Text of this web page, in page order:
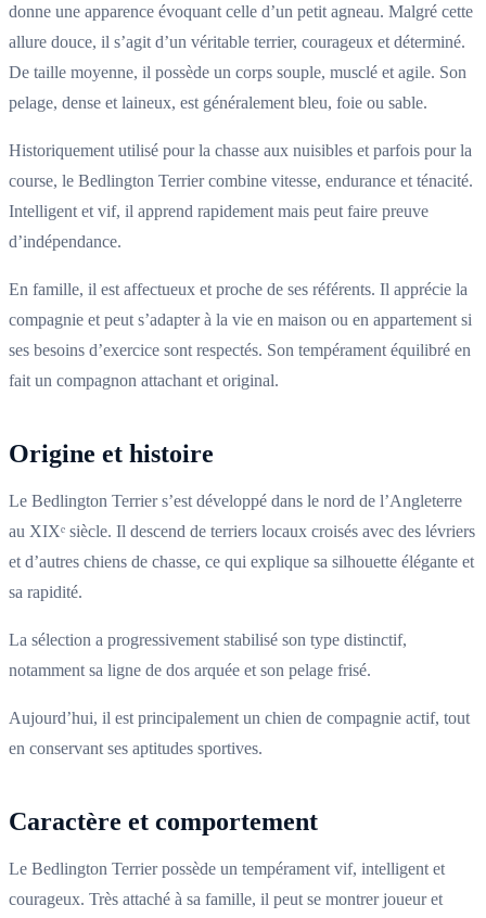
donne une apparence évoquant celle d’un petit agneau. Malgré cette
allure douce, il s’agit d’un véritable terrier, courageux et déterminé.
De taille moyenne, il possède un corps souple, musclé et agile. Son
pelage, dense et laineux, est généralement bleu, foie ou sable.
Historiquement utilisé pour la chasse aux nuisibles et parfois pour la
course, le Bedlington Terrier combine vitesse, endurance et ténacité.
Intelligent et vif, il apprend rapidement mais peut faire preuve
d’indépendance.
En famille, il est affectueux et proche de ses référents. Il apprécie la
compagnie et peut s’adapter à la vie en maison ou en appartement si
ses besoins d’exercice sont respectés. Son tempérament équilibré en
fait un compagnon attachant et original.
Origine et histoire
Le Bedlington Terrier s’est développé dans le nord de l’Angleterre
au XIXᵉ siècle. Il descend de terriers locaux croisés avec des lévriers
et d’autres chiens de chasse, ce qui explique sa silhouette élégante et
sa rapidité.
La sélection a progressivement stabilisé son type distinctif,
notamment sa ligne de dos arquée et son pelage frisé.
Aujourd’hui, il est principalement un chien de compagnie actif, tout
en conservant ses aptitudes sportives.
Caractère et comportement
Le Bedlington Terrier possède un tempérament vif, intelligent et
courageux. Très attaché à sa famille, il peut se montrer joueur et